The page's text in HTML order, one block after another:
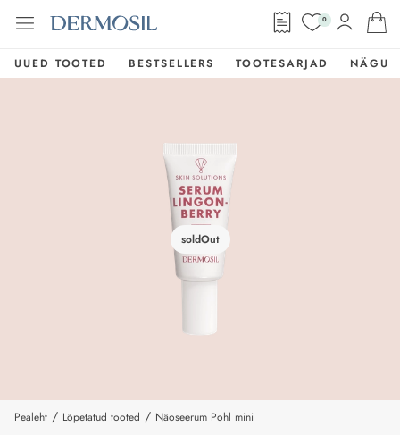
0
UUED TOOTED BESTSELLERS TOOTESARJAD NÄGU
soldOut
Pealeht / Lõpetatud tooted / Näoseerum Pohl mini